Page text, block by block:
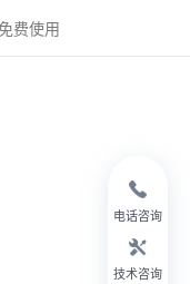
免费使用
电话咨询
技术咨询